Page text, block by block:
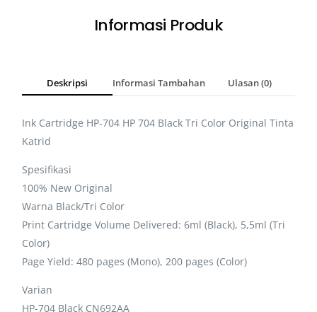
Informasi Produk
Deskripsi Informasi Tambahan Ulasan (0)
Ink Cartridge HP-704 HP 704 Black Tri Color Original Tinta
Katrid
Spesifikasi
100% New Original
Warna Black/Tri Color
Print Cartridge Volume Delivered: 6ml (Black), 5,5ml (Tri
Color)
Page Yield: 480 pages (Mono), 200 pages (Color)
Varian
HP-704 Black CN692AA